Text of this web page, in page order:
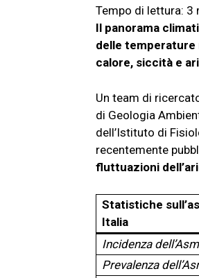
Il panorama
delle temperature
calore, siccità e
Un team di
di Geologia
dell’Istituto di
recentemente
fluttuazioni
Statistiche
Italia
Incidenza
Prevalenza